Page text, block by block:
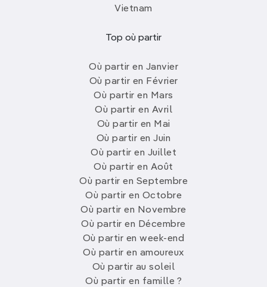
Vietnam
Top où partir
Où partir en Janvier
Où partir en Février
Où partir en Mars
Où partir en Avril
Où partir en Mai
Où partir en Juin
Où partir en Juillet
Où partir en Août
Où partir en Septembre
Où partir en Octobre
Où partir en Novembre
Où partir en Décembre
Où partir en week-end
Où partir en amoureux
Où partir au soleil
Où partir en famille ?